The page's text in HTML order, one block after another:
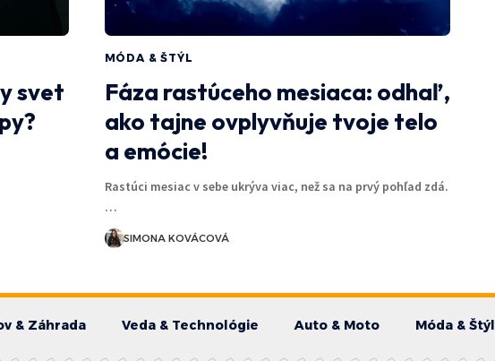
svet
MÓDA & ŠTÝL
Fáza rastúceho mesiaca: odhaľ,
ako tajne ovplyvňuje tvoje telo
a emócie!
Rastúci mesiac v sebe ukrýva viac, než sa na prvý pohľad zdá.
…
SIMONA KOVÁCOVÁ
& Záhrada Veda & Technológie Auto & Moto Móda & Štýl